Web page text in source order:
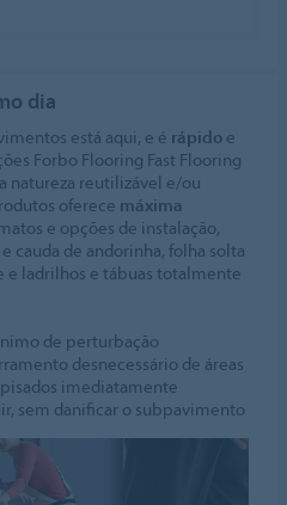
dia
está aqui, e é rápido e
Forbo Flooring Fast Flooring
natureza reutilizável e/ou
oferece máxima
e opções de instalação,
cauda de andorinha, folha solta
e ladrilhos e tábuas totalmente
de perturbação
desnecessário de áreas
imediatamente
sem danificar o subpavimento